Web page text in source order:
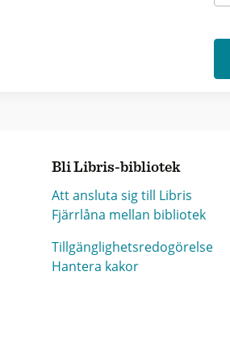
Bli Libris-bibliotek
Att ansluta sig till Libris
Fjärrlåna mellan bibliotek
Tillgänglighetsredogörelse
Hantera kakor